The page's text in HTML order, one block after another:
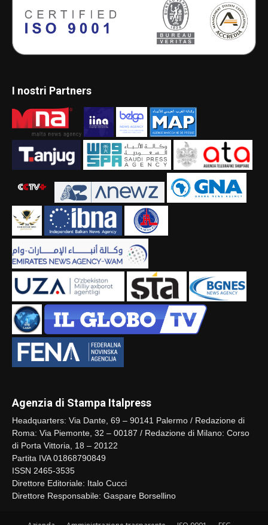
I nostri Partners
Agenzia di Stampa Italpress
Headquarters: Via Dante, 69 – 90141 Palermo / Redazione di
Roma: Via Piemonte, 32 – 00187 / Redazione di Milano: Corso
di Porta Vittoria, 18 – 20122
Partita IVA 01868790849
ISSN 2465-3535
Direttore Editoriale: Italo Cucci
Direttore Responsabile: Gaspare Borsellino